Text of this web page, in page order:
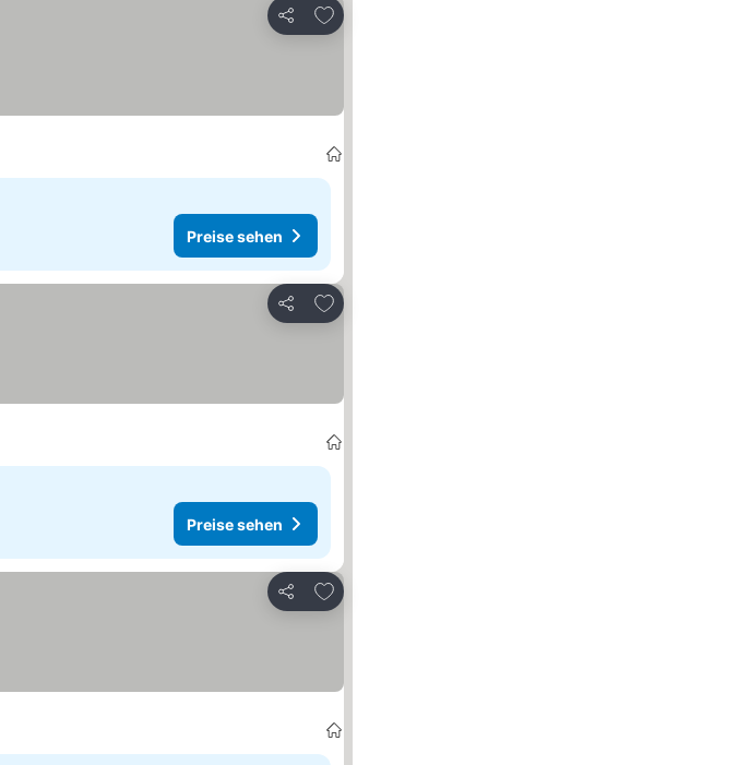
Teilen
Zu Favoriten hinzufügen
Preise sehen
Teilen
Zu Favoriten hinzufügen
Preise sehen
Teilen
Zu Favoriten hinzufügen